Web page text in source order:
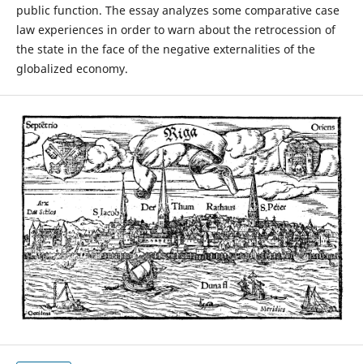
public function. The essay analyzes some comparative case
law experiences in order to warn about the retrocession of
the state in the face of the negative externalities of the
globalized economy.